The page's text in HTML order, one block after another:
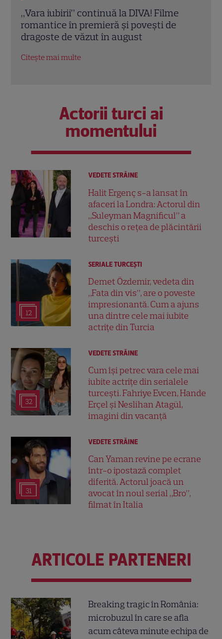
Echipa roșie a câștigat la Poftiți pe la noi!
Ce provocări le pregătește Nea Mărin
concurenților diseară
Citește mai multe
Actorii turci ai
momentului
VEDETE STRĂINE
Halit Ergenç s-a lansat în
afaceri la Londra: Actorul din
„Suleyman Magnificul” a
deschis o rețea de plăcintării
turcești
12
SERIALE TURCEŞTI
Demet Özdemir, vedeta din
„Fata din vis”, are o poveste
impresionantă. Cum a ajuns
una dintre cele mai iubite
actrițe din Turcia
32
VEDETE STRĂINE
Cum își petrec vara cele mai
iubite actrițe din serialele
turcești. Fahriye Evcen, Hande
Erçel și Neslihan Atagül,
imagini din vacanță
31
VEDETE STRĂINE
Can Yaman revine pe ecrane
într-o ipostază complet
diferită. Actorul joacă un
avocat în noul serial „Bro”,
filmat în Italia
ARTICOLE PARTENERI
Breaking tragic în România:
microbuzul în care se afla
acum câteva minute echipa de